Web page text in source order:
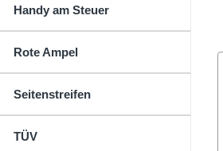
Handy am Steuer
Rote Ampel
Seitenstreifen
TÜV